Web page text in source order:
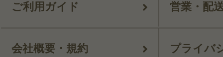
ご利用ガイド 営業・配
会社概要・規約 プライバ